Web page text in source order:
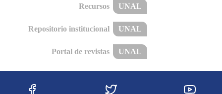
Recursos UNAL
Repositorio institucional UNAL
Portal de revistas UNAL